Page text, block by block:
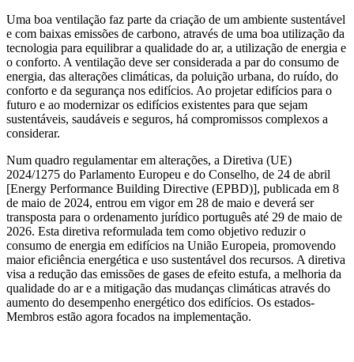
Uma boa ventilação faz parte da criação de um ambiente sustentável
e com baixas emissões de carbono, através de uma boa utilização da
tecnologia para equilibrar a qualidade do ar, a utilização de energia e
o conforto. A ventilação deve ser considerada a par do consumo de
energia, das alterações climáticas, da poluição urbana, do ruído, do
conforto e da segurança nos edifícios. Ao projetar edifícios para o
futuro e ao modernizar os edifícios existentes para que sejam
sustentáveis, saudáveis e seguros, há compromissos complexos a
considerar.
Num quadro regulamentar em alterações, a Diretiva (UE)
2024/1275 do Parlamento Europeu e do Conselho, de 24 de abril
[Energy Performance Building Directive (EPBD)], publicada em 8
de maio de 2024, entrou em vigor em 28 de maio e deverá ser
transposta para o ordenamento jurídico português até 29 de maio de
2026. Esta diretiva reformulada tem como objetivo reduzir o
consumo de energia em edifícios na União Europeia, promovendo
maior eficiência energética e uso sustentável dos recursos. A diretiva
visa a redução das emissões de gases de efeito estufa, a melhoria da
qualidade do ar e a mitigação das mudanças climáticas através do
aumento do desempenho energético dos edifícios. Os estados-
Membros estão agora focados na implementação.